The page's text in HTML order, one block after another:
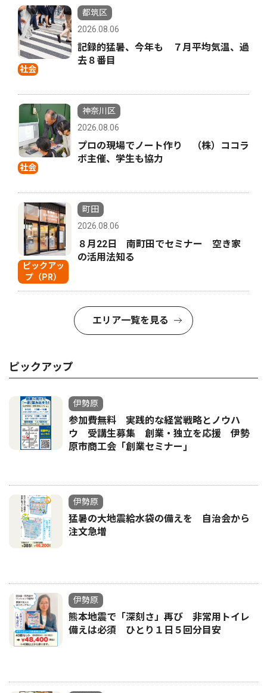
社会
都筑区
2026.08.06
記録的猛暑、今年も ７月平均気温、過
去８番目
社会
神奈川区
2026.08.06
プロの現場でノート作り （株）ココラ
ボ主催、学生も協力
ピックアッ
プ（PR）
町田
2026.08.06
８月22日 南町田でセミナー 空き家
の活用法知る
エリア一覧を見る
ピックアップ
伊勢原
参加費無料 実践的な経営戦略とノウハ
ウ 受講生募集 創業・独立を応援 伊勢
原市商工会「創業セミナー｣
伊勢原
猛暑の大地震給水袋の備えを 自治会から
注文急増
伊勢原
熊本地震で「深刻さ」再び 非常用トイレ
備えは必須 ひとり１日５回分目安